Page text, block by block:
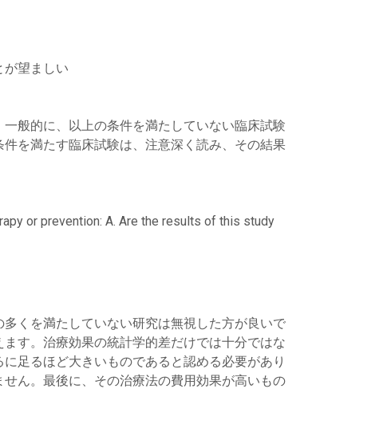
が望ましい
般的に、以上の条件を満たしていない臨床試験
を満たす臨床試験は、注意深く読み、その結果
or prevention: A. Are the results of this study
くを満たしていない研究は無視した方が良いで
す。治療効果の統計学的差だけでは十分ではな
足るほど大きいものであると認める必要があり
ん。最後に、その治療法の費用効果が高いもの